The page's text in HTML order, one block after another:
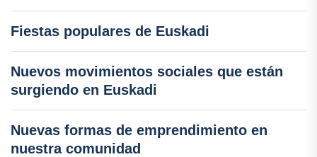
Fiestas populares de Euskadi
Nuevos movimientos sociales que están
surgiendo en Euskadi
Nuevas formas de emprendimiento en
nuestra comunidad